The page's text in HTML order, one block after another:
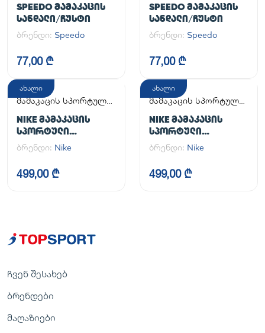
SPEEDO ᲛᲐᲛᲐᲙᲐᲪᲘᲡ
ᲡᲐᲜᲓᲐᲚᲘ/ᲩᲣᲡᲢᲘ
ბრენდი: Speedo
77,00 ₾
SPEEDO ᲛᲐᲛᲐᲙᲐᲪᲘᲡ
ᲡᲐᲜᲓᲐᲚᲘ/ᲩᲣᲡᲢᲘ
ბრენდი: Speedo
77,00 ₾
ახალი
მამაკაცის სპორტული
NIKE ᲛᲐᲛᲐᲙᲐᲪᲘᲡ
ᲡᲞᲝᲠᲢᲣᲚᲘ
ᲤᲔᲮᲡᲐᲪᲛᲔᲚᲘ AIR
FORCE 1 '07
ბრენდი: Nike
499,00 ₾
ახალი
მამაკაცის სპორტული
NIKE ᲛᲐᲛᲐᲙᲐᲪᲘᲡ
ᲡᲞᲝᲠᲢᲣᲚᲘ
ᲤᲔᲮᲡᲐᲪᲛᲔᲚᲘ AIR
FORCE 1 '07
ბრენდი: Nike
499,00 ₾
ჩვენ შესახებ
ბრენდები
მაღაზიები